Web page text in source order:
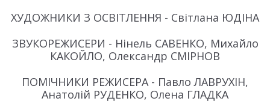
ХУДОЖНИКИ З ОСВІТЛЕННЯ - Світлана ЮДІНА
ЗВУКОРЕЖИСЕРИ - Нінель САВЕНКО, Михайло
КАКОЙЛО, Олександр СМІРНОВ
ПОМІЧНИКИ РЕЖИСЕРА - Павло ЛАВРУХІН,
Анатолій РУДЕНКО, Олена ГЛАДКА